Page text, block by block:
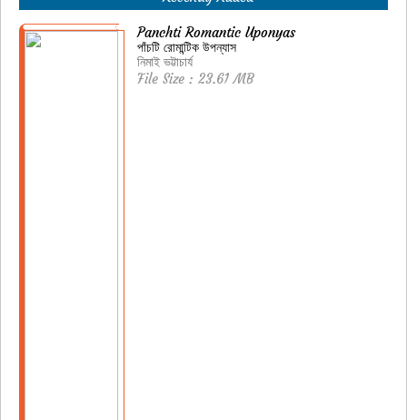
Panchti Romantic Uponyas
পাঁচটি রোমান্টিক উপন্যাস
নিমাই ভট্টাচার্য
File Size : 23.61 MB